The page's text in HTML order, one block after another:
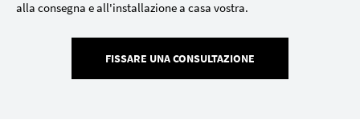
alla consegna e all'installazione a casa vostra.
FISSARE UNA CONSULTAZIONE